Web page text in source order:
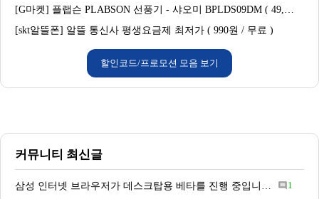
[skt알뜰폰] 알뜰 통신사 평생요금제 최저가 ( 990원 / 무료 )
할인코드/프로모션 모음 보기
커뮤니티 최신글
comment 1